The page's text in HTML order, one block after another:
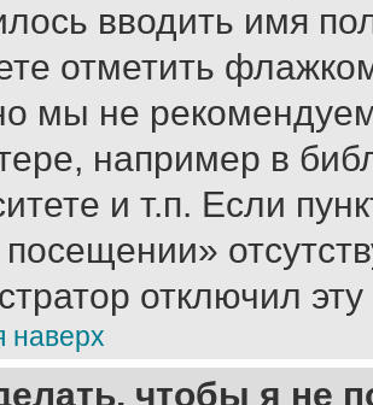
вводить имя
отметить
мы не
например в
и т.п. Если
отключил
наверх
чтобы я не